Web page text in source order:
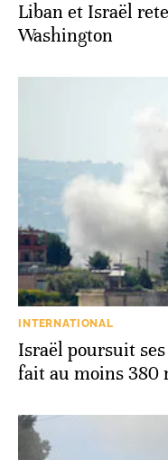
Liban et Israël
Washington
INTERNATIONAL
Israël poursuit
fait au moins 380